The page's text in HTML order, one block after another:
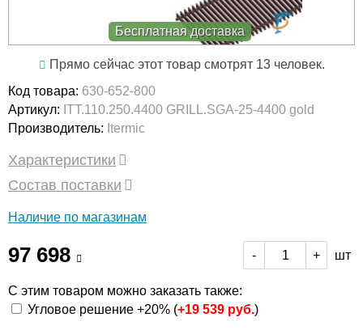
Бесплатная доставка
Прямо сейчас этот товар смотрят 13 человек.
Код товара: 630-652-800
Артикул: ITT.110.250.4400 GRILL.SGA-25-4400 gold
Производитель: Itermic
Характеристики
Состав поставки
Наличие по магазинам
97 698 - + шт
С этим товаром можно заказать также:
Угловое решение +20% (+19 539 руб.)